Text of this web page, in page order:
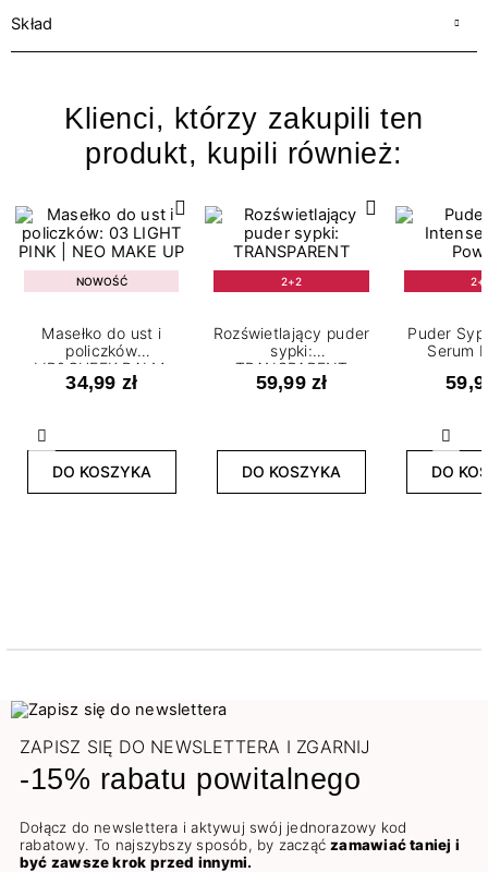
Skład
Klienci, którzy zakupili ten
produkt, kupili również:
Poprzedni
NOWOŚĆ
Masełko do ust i
policzków
LIP&CHEEK BALM:
03 LIGHT PINK
34,99 zł
DO KOSZYKA
2+2
Rozświetlający puder
sypki:
TRANSPARENT
59,99 zł
DO KOSZYKA
Puder
Serum
DO
ZAPISZ SIĘ DO NEWSLETTERA I ZGARNIJ
-15% rabatu powitalnego
Dołącz do newslettera i aktywuj swój jednorazowy kod
rabatowy. To najszybszy sposób, by zacząćzamawiać taniej i
być zawsze krok przed innymi.